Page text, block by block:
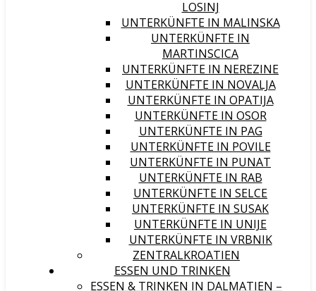
LOSINJ
UNTERKÜNFTE IN MALINSKA
UNTERKÜNFTE IN
MARTINSCICA
UNTERKÜNFTE IN NEREZINE
UNTERKÜNFTE IN NOVALJA
UNTERKÜNFTE IN OPATIJA
UNTERKÜNFTE IN OSOR
UNTERKÜNFTE IN PAG
UNTERKÜNFTE IN POVILE
UNTERKÜNFTE IN PUNAT
UNTERKÜNFTE IN RAB
UNTERKÜNFTE IN SELCE
UNTERKÜNFTE IN SUSAK
UNTERKÜNFTE IN UNIJE
UNTERKÜNFTE IN VRBNIK
ZENTRALKROATIEN
ESSEN UND TRINKEN
ESSEN & TRINKEN IN DALMATIEN –